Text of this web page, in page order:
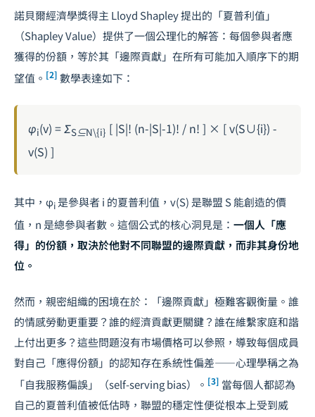
諾貝爾經濟學獎得主 Lloyd Shapley 提出的「夏普利值」
（Shapley Value）提供了一個公理化的解答：每個參與者應
獲得的份額，等於其「邊際貢獻」在所有可能加入順序下的期
望值。 [2] 數學表達如下：
φi(v) = ΣS⊆N\{i} [ |S|! (n-|S|-1)! / n! ] × [ v(S∪{i}) -
v(S) ]
其中，φi是參與者 i 的夏普利值，v(S) 是聯盟 S 能創造的價
值，n 是總參與者數。這個公式的核心洞見是： 一個人「應
得」的份額，取決於他對不同聯盟的邊際貢獻，而非其身份地
位。
然而，親密組織的困境在於：「邊際貢獻」極難客觀衡量。誰
的情感勞動更重要？誰的經濟貢獻更關鍵？誰在維繫家庭和諧
上付出更多？這些問題沒有市場價格可以參照，導致每個成員
對自己「應得份額」的認知存在系統性偏差——心理學稱之為
「自我服務偏誤」（self-serving bias）。 [3] 當每個人都認為
自己的夏普利值被低估時，聯盟的穩定性便從根本上受到威